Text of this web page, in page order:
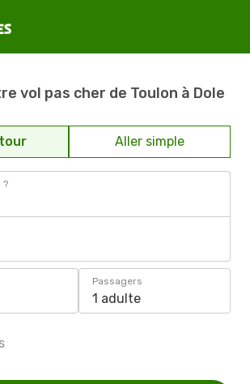
vol pas cher de Toulon à Dole
Aller simple
?
Passagers
1 adulte